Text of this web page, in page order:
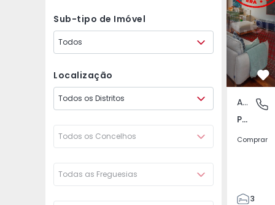
Sub-tipo de Imóvel
Todos
Localização
Todos os Distritos
Todos os Concelhos
Todas as Freguesias
Póvoa
Apartamento
Póvoa de Varzim, Beiriz e Argivai, Porto
Comprar
3